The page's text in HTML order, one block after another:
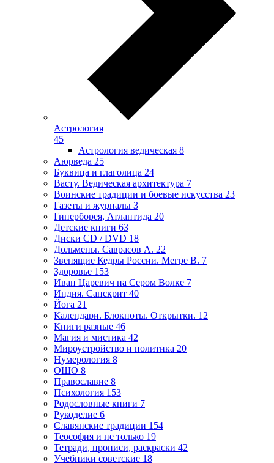
Астрология
45
Астрология ведическая 8
Аюрведа 25
Буквица и глаголица 24
Васту. Ведическая архитектура 7
Воинские традиции и боевые искусства 23
Газеты и журналы 3
Гиперборея, Атлантида 20
Детские книги 63
Диски CD / DVD 18
Дольмены. Саврасов А. 22
Звенящие Кедры России. Мегре В. 7
Здоровье 153
Иван Царевич на Сером Волке 7
Индия. Санскрит 40
Йога 21
Календари. Блокноты. Открытки. 12
Книги разные 46
Магия и мистика 42
Мироустройство и политика 20
Нумерология 8
ОШО 8
Православие 8
Психология 153
Родословные книги 7
Рукоделие 6
Славянские традиции 154
Теософия и не только 19
Тетради, прописи, раскраски 42
Учебники советские 18